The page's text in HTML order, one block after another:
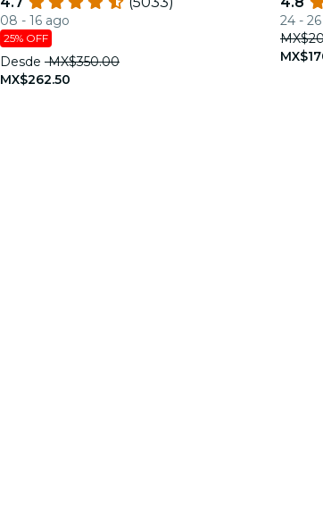
08 - 16 ago
25% OFF
Desde MX$350.00
MX$262.50
24 -